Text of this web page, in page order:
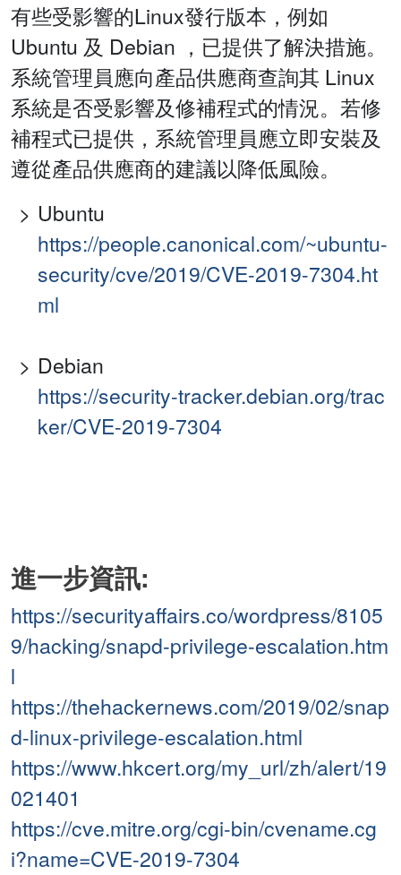
有些受影響的Linux發行版本，例如
Ubuntu 及 Debian ，已提供了解決措施。
系統管理員應向產品供應商查詢其 Linux
系統是否受影響及修補程式的情況。若修
補程式已提供，系統管理員應立即安裝及
遵從產品供應商的建議以降低風險。
Ubuntu
https://people.canonical.com/~ubuntu-
security/cve/2019/CVE-2019-7304.ht
ml
Debian
https://security-tracker.debian.org/trac
ker/CVE-2019-7304
進一步資訊:
https://securityaffairs.co/wordpress/8105
9/hacking/snapd-privilege-escalation.htm
l
https://thehackernews.com/2019/02/snap
d-linux-privilege-escalation.html
https://www.hkcert.org/my_url/zh/alert/19
021401
https://cve.mitre.org/cgi-bin/cvename.cg
i?name=CVE-2019-7304